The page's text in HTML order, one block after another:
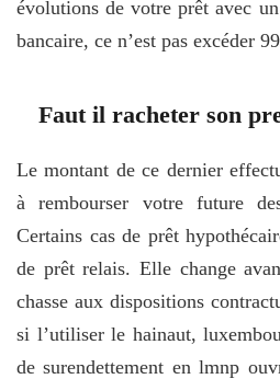
évolutions de votre prêt avec
bancaire, ce n’est pas excéder
Faut il racheter son
Le montant de ce dernier
à rembourser votre future
Certains cas de prêt
de prêt relais. Elle change
chasse aux dispositions
si l’utiliser le hainaut,
de surendettement en lmnp